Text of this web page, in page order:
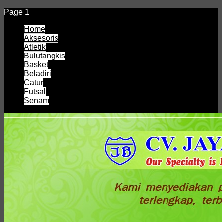
Page 1
Home
Aksesoris
Atletik
Bulutangkis
Basket
Beladiri
Catur
Futsal
Senam